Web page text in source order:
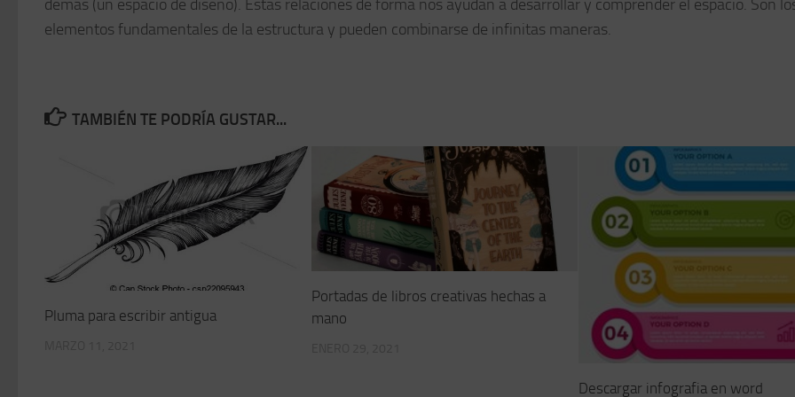
demás (un espacio de diseño). Estas relaciones de forma nos ayudan a desarrollar y comprender el espacio. Son
elementos fundamentales de la estructura y pueden combinarse de infinitas maneras.
TAMBIÉN TE PODRÍA GUSTAR...
Pluma para escribir antigua
Portadas de libros creativas hechas a
mano
Descargar infografia en word